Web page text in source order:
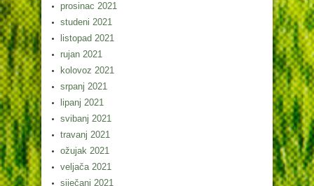
prosinac 2021
studeni 2021
listopad 2021
rujan 2021
kolovoz 2021
srpanj 2021
lipanj 2021
svibanj 2021
travanj 2021
ožujak 2021
veljača 2021
siječanj 2021